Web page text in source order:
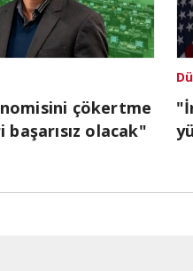
çökertme
olacak"